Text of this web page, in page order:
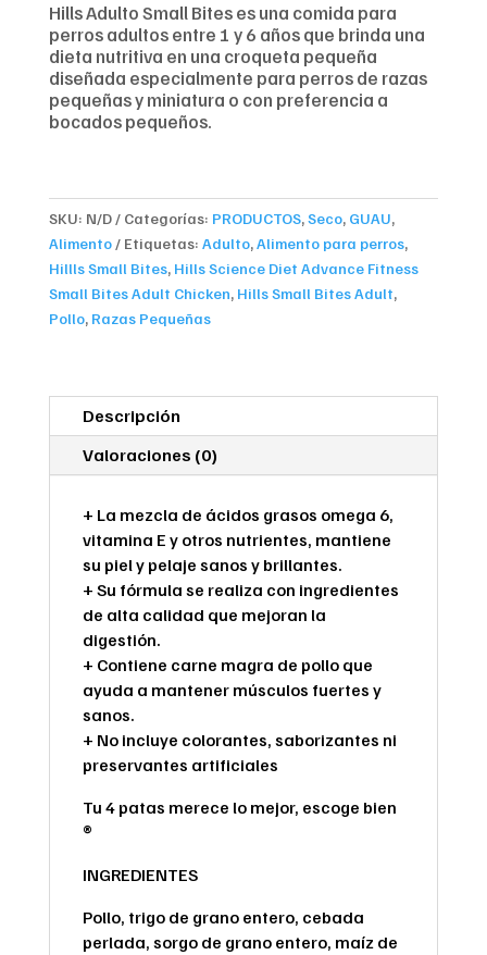
Hills Adulto Small Bites es una comida para
perros adultos entre 1 y 6 años que brinda una
dieta nutritiva en una croqueta pequeña
diseñada especialmente para perros de razas
pequeñas y miniatura o con preferencia a
bocados pequeños.
SKU: N/D Categorías: PRODUCTOS,Seco, GUAU,
Alimento
Etiquetas: Adulto,Alimento para perros,
Hillls Small Bites, Hills Science Diet Advance Fitness
Small Bites Adult Chicken, Hills Small Bites Adult,
Pollo, Razas Pequeñas
Descripción
Valoraciones (0)
+ La mezcla de ácidos grasos omega 6,
vitamina E y otros nutrientes, mantiene
su piel y pelaje sanos y brillantes.
+ Su fórmula se realiza con ingredientes
de alta calidad que mejoran la
digestión.
+ Contiene carne magra de pollo que
ayuda a mantener músculos fuertes y
sanos.
+ No incluye colorantes, saborizantes ni
preservantes artificiales
Tu 4 patas merece lo mejor, escoge bien
®
INGREDIENTES
Pollo, trigo de grano entero, cebada
perlada, sorgo de grano entero, maíz de